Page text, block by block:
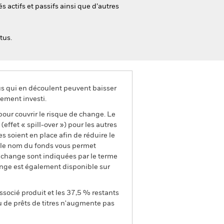
actifs et passifs ainsi que d’autres
qui en découlent peuvent baisser
investi.
couvrir le risque de change. Le
« spill-over ») pour les autres
soient en place afin de réduire le
nom du fonds vous permet
sont indiquées par le terme
est également disponible sur
produit et les 37,5 % restants
de prêts de titres n'augmente pas